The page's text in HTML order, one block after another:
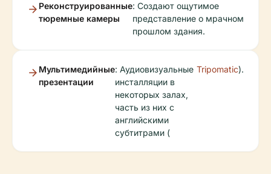
Реконструированные
тюремные камеры
: Создают ощутимое
представление о мрачном
прошлом здания.
Мультимедийные
презентации
: Аудиовизуальные
инсталляции в
некоторых залах,
часть из них с
английскими
субтитрами (
Tripomatic).